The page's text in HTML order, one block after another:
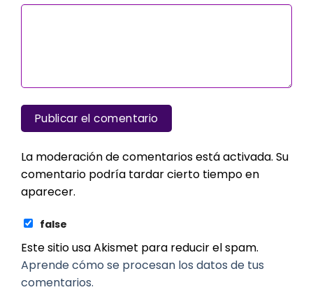
La moderación de comentarios está activada. Su
comentario podría tardar cierto tiempo en
aparecer.
false
Este sitio usa Akismet para reducir el spam.
Aprende cómo se procesan los datos de tus
comentarios.